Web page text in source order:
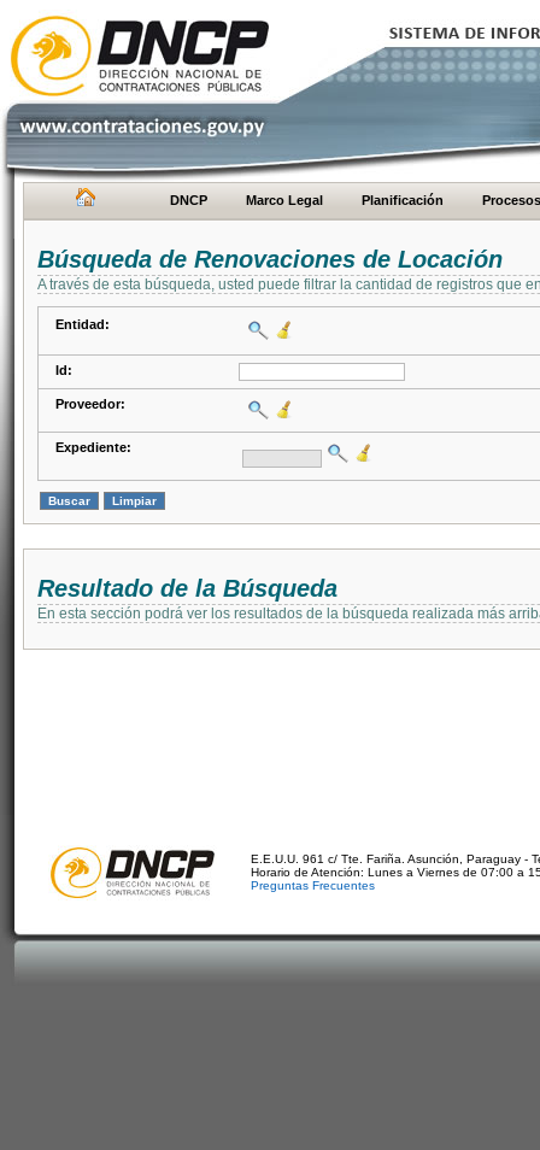
DNCP Marco Legal Planificación Procesos
Búsqueda de Renovaciones de Locación
A través de esta búsqueda, usted puede filtrar la cantidad de registros que
Entidad:
Id:
Proveedor:
Expediente:
Resultado de la Búsqueda
En esta sección podrá ver los resultados de la búsqueda realizada más
E.E.U.U. 961 c/ Tte. Fariña. Asunción, Paraguay -
Horario de Atención: Lunes a Viernes de 07:00 a
Preguntas Frecuentes